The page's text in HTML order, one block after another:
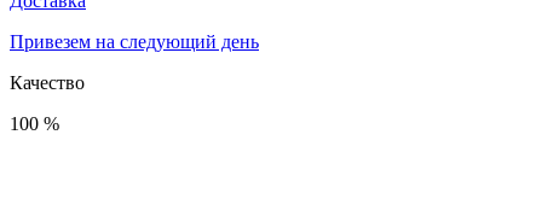
Привезем на следующий день
Качество
100 %